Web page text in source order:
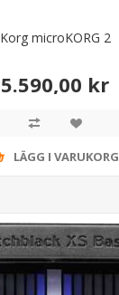
Korg microKORG 2
5.590,00 kr
LÄGG I VARUKORG